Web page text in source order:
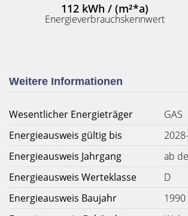
112 kWh / (m²*a)
Energieverbrauchskennwert
Weitere Informationen
Wesentlicher Energieträger
GAS
Energieausweis gültig bis
Energieausweis Jahrgang
ab
Energieausweis Werteklasse
D
Energieausweis Baujahr
1990